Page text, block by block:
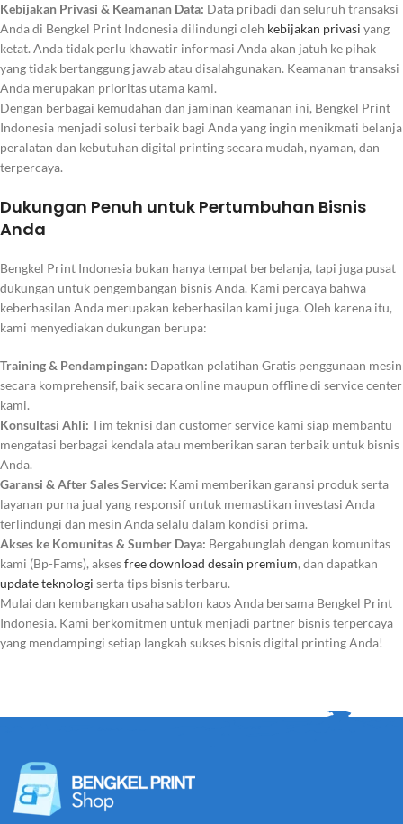
Kebijakan Privasi & Keamanan Data: Data pribadi dan seluruh transaksi
Anda di Bengkel Print Indonesia dilindungi oleh kebijakan privasi yang
ketat. Anda tidak perlu khawatir informasi Anda akan jatuh ke pihak
yang tidak bertanggung jawab atau disalahgunakan. Keamanan transaksi
Anda merupakan prioritas utama kami.
Dengan berbagai kemudahan dan jaminan keamanan ini, Bengkel Print
Indonesia menjadi solusi terbaik bagi Anda yang ingin menikmati belanja
peralatan dan kebutuhan digital printing secara mudah, nyaman, dan
terpercaya.
Dukungan Penuh untuk Pertumbuhan Bisnis
Anda
Bengkel Print Indonesia bukan hanya tempat berbelanja, tapi juga pusat
dukungan untuk pengembangan bisnis Anda. Kami percaya bahwa
keberhasilan Anda merupakan keberhasilan kami juga. Oleh karena itu,
kami menyediakan dukungan berupa:
Training & Pendampingan: Dapatkan pelatihan Gratis penggunaan mesin
secara komprehensif, baik secara online maupun offline di service center
kami.
Konsultasi Ahli: Tim teknisi dan customer service kami siap membantu
mengatasi berbagai kendala atau memberikan saran terbaik untuk bisnis
Anda.
Garansi & After Sales Service: Kami memberikan garansi produk serta
layanan purna jual yang responsif untuk memastikan investasi Anda
terlindungi dan mesin Anda selalu dalam kondisi prima.
Akses ke Komunitas & Sumber Daya: Bergabunglah dengan komunitas
kami (Bp-Fams), aksesfree download desain premium, dan dapatkan
update teknologi serta tips bisnis terbaru.
Mulai dan kembangkan usaha sablon kaos Anda bersama Bengkel Print
Indonesia. Kami berkomitmen untuk menjadi partner bisnis terpercaya
yang mendampingi setiap langkah sukses bisnis digital printing Anda!